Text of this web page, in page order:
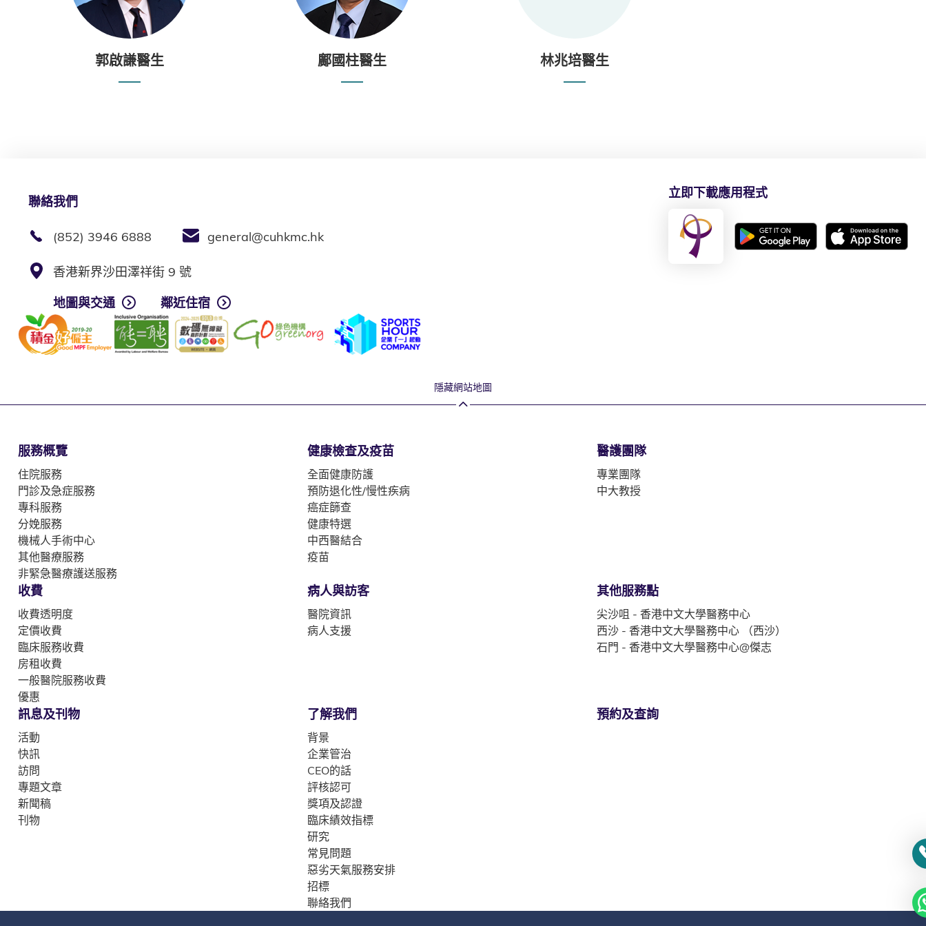
郭啟謙醫生 鄺國柱醫生 林兆培醫生
聯絡我們
(852) 3946 6888 general@cuhkmc.hk
香港新界沙田澤祥街 9 號
地圖與交通
鄰近住宿
立即下載應用程式
隱藏網站地圖
服務概覽
住院服務
門診及急症服務
專科服務
分娩服務
機械人手術中心
其他醫療服務
非緊急醫療護送服務
健康檢查及疫苗
全面健康防護
預防退化性/慢性疾病
癌症篩查
健康特選
中西醫結合
疫苗
醫護團隊
專業團隊
中大教授
收費
收費透明度
定價收費
臨床服務收費
房租收費
一般醫院服務收費
優惠
病人與訪客
醫院資訊
病人支援
其他服務點
尖沙咀 - 香港中文大學醫務中心
西沙 - 香港中文大學醫務中心 （西沙）
石門 - 香港中文大學醫務中心@傑志
訊息及刊物
活動
快訊
訪問
專題文章
新聞稿
刊物
了解我們
背景
企業管治
CEO的話
評核認可
獎項及認證
臨床績效指標
研究
常見問題
惡劣天氣服務安排
招標
聯絡我們
預約及查詢